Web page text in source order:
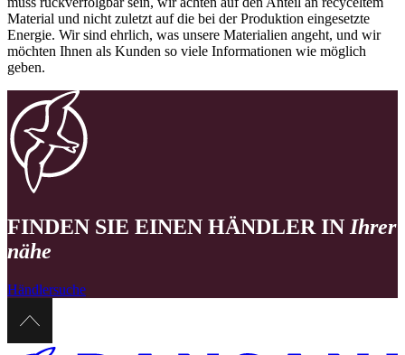
Material und nicht zuletzt auf die bei der Produktion eingesetzte
Energie. Wir sind ehrlich, was unsere Materialien angeht, und wir
möchten Ihnen als Kunden so viele Informationen wie möglich
geben.
FINDEN SIE EINEN HÄNDLER IN Ihrer
nähe
Händlersuche